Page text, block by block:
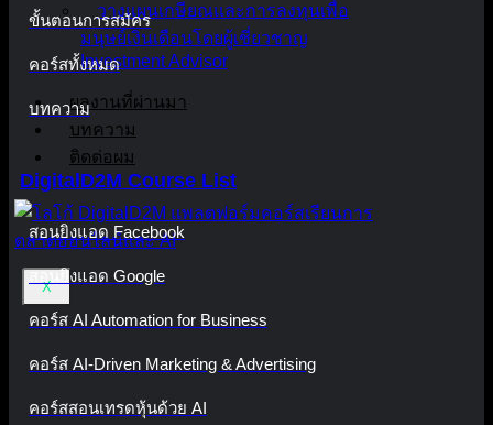
วางแผนเกษียณและการลงทุนเพื่อ
มนุษย์เงินเดือนโดยผู้เชี่ยวชาญ
Investment Advisor
ผลงานที่ผ่านมา
บทความ
ติดต่อผม
X
ขั้นตอนการสมัคร
คอร์สทั้งหมด
บทความ
DigitalD2M Course List
สอนยิงแอด Facebook
สอนยิงแอด Google
คอร์ส AI Automation for Business
คอร์ส AI-Driven Marketing & Advertising
คอร์สสอนเทรดหุ้นด้วย AI